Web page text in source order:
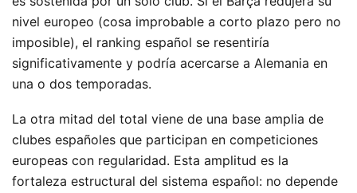
nivel europeo (cosa improbable a corto plazo pero no
imposible), el ranking español se resentiría
significativamente y podría acercarse a Alemania en
una o dos temporadas.
La otra mitad del total viene de una base amplia de
clubes españoles que participan en competiciones
europeas con regularidad. Esta amplitud es la
fortaleza estructural del sistema español: no depende